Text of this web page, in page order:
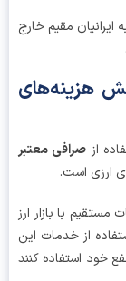
مقیم خارج
صرافی معتبر
است.
با بازار ارز
از خدمات این
استفاده کنند